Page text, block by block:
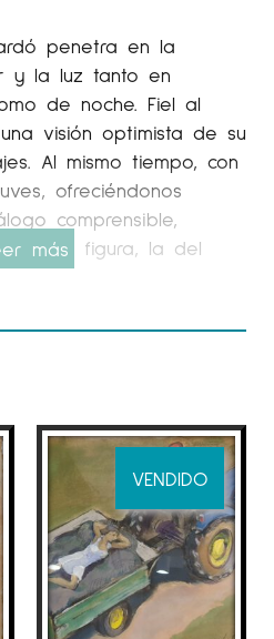
penetra en la
y la luz tanto en
de noche. Fiel al
visión optimista de su
Al mismo tiempo, con
ofreciéndonos
comprensible,
de la figura, la del
y los paisajes. Es
de Gracia, de las
del puerto y de otros
Barcelona, ​​así como
o la Costa Azul.
pocos artistas que
al natural y captan
No pretende
la realidad en un
más
VENDIDO